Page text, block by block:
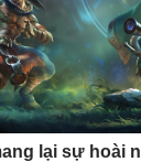
lại sự hoài